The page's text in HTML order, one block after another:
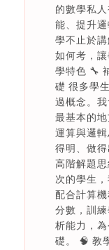
的數學私
能、提升
學不止於講
如何考，
學特色 🔧
礎 很多學
過概念。
最基本的
運算與邏
得明、做
高階解題
次的學生
配合計算
分數，訓
析能力，
礎。 🧠 教